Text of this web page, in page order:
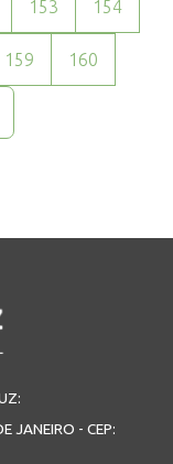
153 154
159 160
JANEIRO - CEP: